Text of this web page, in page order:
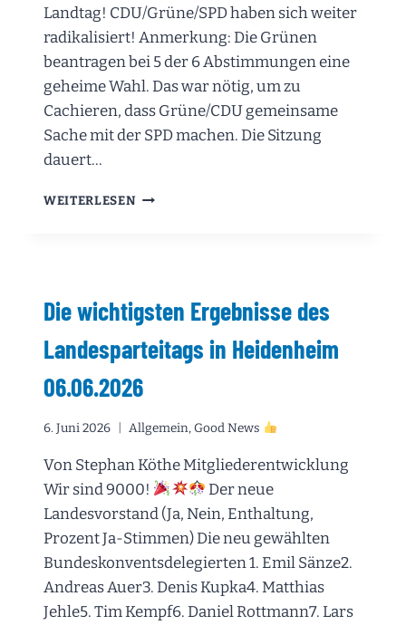
Landtag! CDU/Grüne/SPD haben sich weiter
radikalisiert! Anmerkung: Die Grünen
beantragen bei 5 der 6 Abstimmungen eine
geheime Wahl. Das war nötig, um zu
Cachieren, dass Grüne/CDU gemeinsame
Sache mit der SPD machen. Die Sitzung
dauert…
WEITERLESEN DIE
VON
BADEN-
WÜRTTEMBERG
10.06.2026:
BESETZUNG
AUSSCHÜSSE
UND
DIE
ANPASSUNG
DER
ABGEORDNETENENTSCHÄDIGUNG
Die wichtigsten Ergebnisse des
Landesparteitags in Heidenheim
06.06.2026
6. Juni 2026 Allgemein,Good News
Von Stephan Köthe Mitgliederentwicklung
Wir sind 9000!
Der neue
Landesvorstand (Ja, Nein, Enthaltung,
Prozent Ja-Stimmen) Die neu gewählten
Bundeskonventsdelegierten 1. Emil Sänze2.
Andreas Auer3. Denis Kupka4. Matthias
Jehle5. Tim Kempf6. Daniel Rottmann7. Lars